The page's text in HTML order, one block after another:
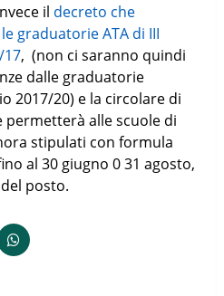
il decreto che
graduatorie ATA di III
17, (non ci saranno quindi
dalle graduatorie
2017/20) e la circolare di
alle scuole di
stipulati con formula
al 30 giugno 0 31 agosto,
posto.